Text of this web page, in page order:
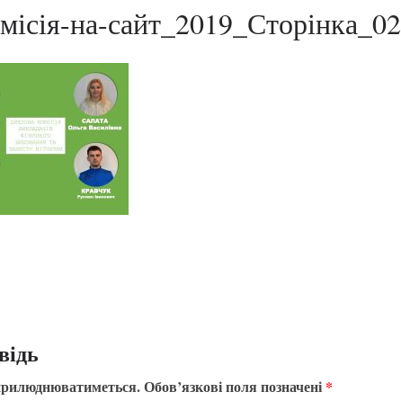
на-сайт_2019_Сторінка_02
Обов’язкові поля позначені *